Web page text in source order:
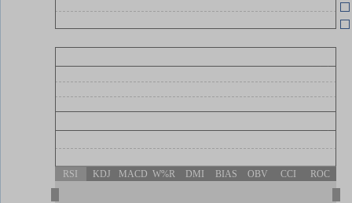
RSI KDJ MACD W%R DMI BIAS OBV CCI ROC